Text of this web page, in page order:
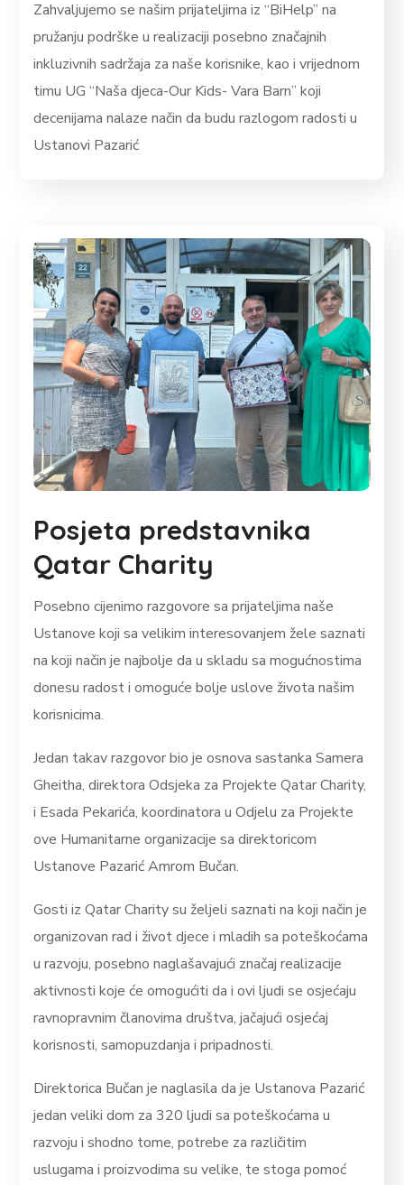
Zahvaljujemo se našim prijateljima iz “BiHelp” na
pružanju podrške u realizaciji posebno značajnih
inkluzivnih sadržaja za naše korisnike, kao i vrijednom
timu UG “Naša djeca-Our Kids- Vara Barn” koji
decenijama nalaze način da budu razlogom radosti u
Ustanovi Pazarić
Posjeta predstavnika
Qatar Charity
Posebno cijenimo razgovore sa prijateljima naše
Ustanove koji sa velikim interesovanjem žele saznati
na koji način je najbolje da u skladu sa mogućnostima
donesu radost i omoguće bolje uslove života našim
korisnicima.
Jedan takav razgovor bio je osnova sastanka Samera
Gheitha, direktora Odsjeka za Projekte Qatar Charity,
i Esada Pekarića, koordinatora u Odjelu za Projekte
ove Humanitarne organizacije sa direktoricom
Ustanove Pazarić Amrom Bučan.
Gosti iz Qatar Charity su željeli saznati na koji način je
organizovan rad i život djece i mladih sa poteškoćama
u razvoju, posebno naglašavajući značaj realizacije
aktivnosti koje će omogućiti da i ovi ljudi se osjećaju
ravnopravnim članovima društva, jačajući osjećaj
korisnosti, samopuzdanja i pripadnosti.
Direktorica Bučan je naglasila da je Ustanova Pazarić
jedan veliki dom za 320 ljudi sa poteškoćama u
razvoju i shodno tome, potrebe za različitim
uslugama i proizvodima su velike, te stoga pomoć